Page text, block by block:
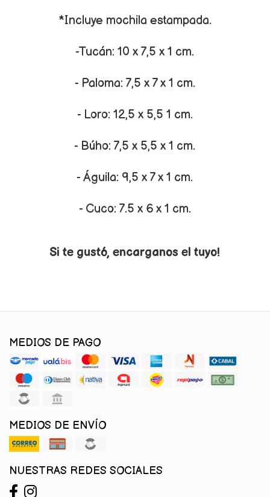
*Incluye mochila estampada.
-Tucán: 10 x 7,5 x 1 cm.
- Paloma: 7,5 x 7 x 1 cm.
- Loro: 12,5 x 5,5 1 cm.
- Búho: 7,5 x 5,5 x 1 cm.
- Águila: 9,5 x 7 x 1 cm.
- Cuco: 7.5 x 6 x 1 cm.
Si te gustó, encarganos el tuyo!
MEDIOS DE PAGO
MEDIOS DE ENVÍO
NUESTRAS REDES SOCIALES